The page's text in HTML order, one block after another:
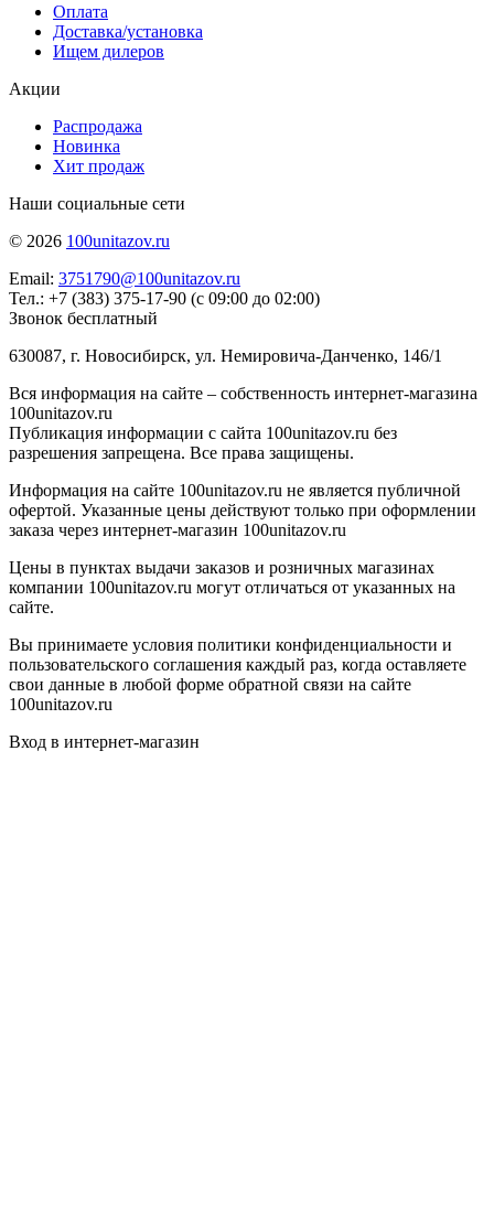
Оплата
Доставка/установка
Ищем дилеров
Акции
Распродажа
Новинка
Хит продаж
Наши социальные сети
© 2026 100unitazov.ru
Email: 3751790@100unitazov.ru
Тел.: +7 (383) 375-17-90 (с 09:00 до 02:00)
Звонок бесплатный
630087, г. Новосибирск, ул. Немировича-Данченко, 146/1
Вся информация на сайте – собственность интернет-магазина
100unitazov.ru
Публикация информации с сайта 100unitazov.ru без
разрешения запрещена. Все права защищены.
Информация на сайте 100unitazov.ru не является публичной
офертой. Указанные цены действуют только при оформлении
заказа через интернет-магазин 100unitazov.ru
Цены в пунктах выдачи заказов и розничных магазинах
компании 100unitazov.ru могут отличаться от указанных на
сайте.
Вы принимаете условия политики конфиденциальности и
пользовательского соглашения каждый раз, когда оставляете
свои данные в любой форме обратной связи на сайте
100unitazov.ru
Вход в интернет-магазин